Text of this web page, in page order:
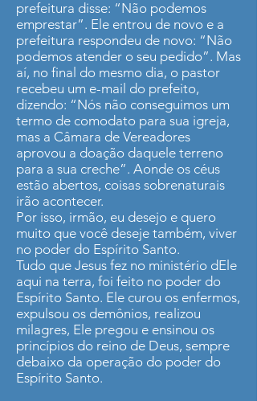
prefeitura disse: “Não podemos
emprestar”. Ele entrou de novo e a
prefeitura respondeu de novo: “Não
podemos atender o seu pedido”. Mas
aí, no final do mesmo dia, o pastor
recebeu um e-mail do prefeito,
dizendo: “Nós não conseguimos um
termo de comodato para sua igreja,
mas a Câmara de Vereadores
aprovou a doação daquele terreno
para a sua creche”. Aonde os céus
estão abertos, coisas sobrenaturais
irão acontecer.
Por isso, irmão, eu desejo e quero
muito que você deseje também, viver
no poder do Espírito Santo.
Tudo que Jesus fez no ministério dEle
aqui na terra, foi feito no poder do
Espírito Santo. Ele curou os enfermos,
expulsou os demônios, realizou
milagres, Ele pregou e ensinou os
princípios do reino de Deus, sempre
debaixo da operação do poder do
Espírito Santo.